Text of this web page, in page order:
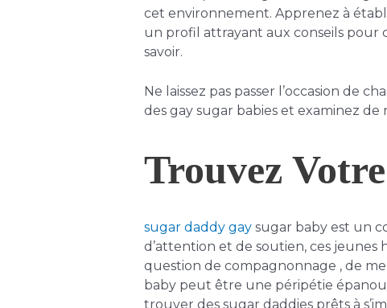
cet environnement. Apprenez à
un profil attrayant aux conseils
savoir.
Ne laissez pas passer l’occasion de
des gay sugar babies et examinez
Trouvez
sugar daddy gaysugar baby est un
d’attention et de soutien, ces jeunes
question de compagnonnage , de
baby peut être une péripétie
trouver des sugar daddies prêts à